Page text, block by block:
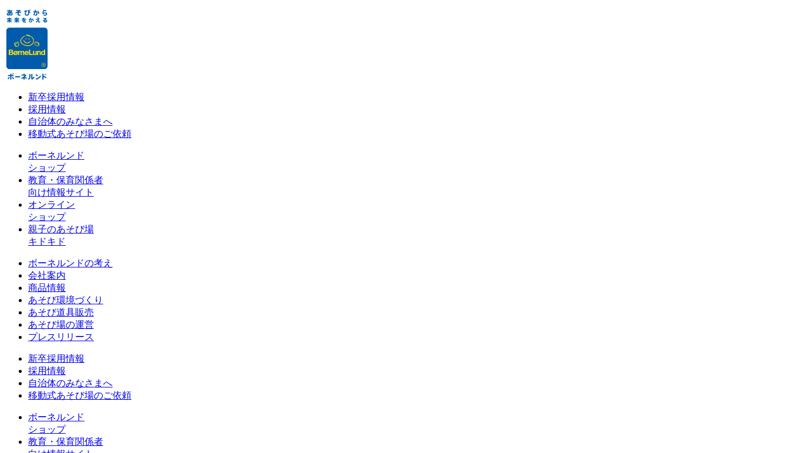
新卒採用情報
採用情報
自治体のみなさまへ
移動式あそび場のご依頼
ボーネルンド
ショップ
教育・保育関係者
向け情報サイト
オンライン
ショップ
親子のあそび場
キドキド
ボーネルンドの考え
会社案内
商品情報
あそび環境づくり
あそび道具販売
あそび場の運営
プレスリリース
新卒採用情報
採用情報
自治体のみなさまへ
移動式あそび場のご依頼
ボーネルンド
ショップ
教育・保育関係者